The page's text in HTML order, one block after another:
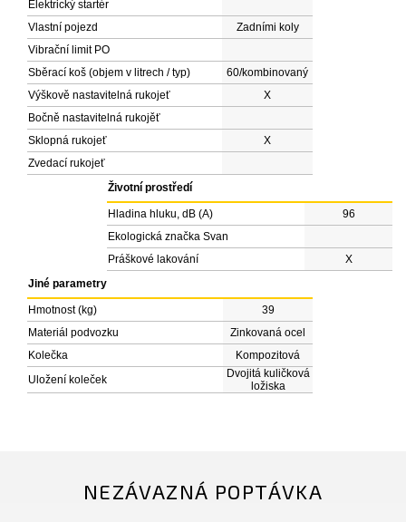
Elektrický startér
Vlastní pojezd
Zadními koly
Vibrační limit PO
Sběrací koš (objem v litrech / typ)
60/kombinovaný
Výškově nastavitelná rukojeť
X
Bočně nastavitelná rukojěť
Sklopná rukojeť
X
Zvedací rukojeť
Životní prostředí
Hladina hluku, dB (A)
96
Ekologická značka Svan
Práškové lakování
X
Jiné parametry
Hmotnost (kg)
39
Materiál podvozku
Zinkovaná ocel
Kolečka
Kompozitová
Uložení koleček
Dvojitá kuličková
ložiska
NEZÁVAZNÁ POPTÁVKA